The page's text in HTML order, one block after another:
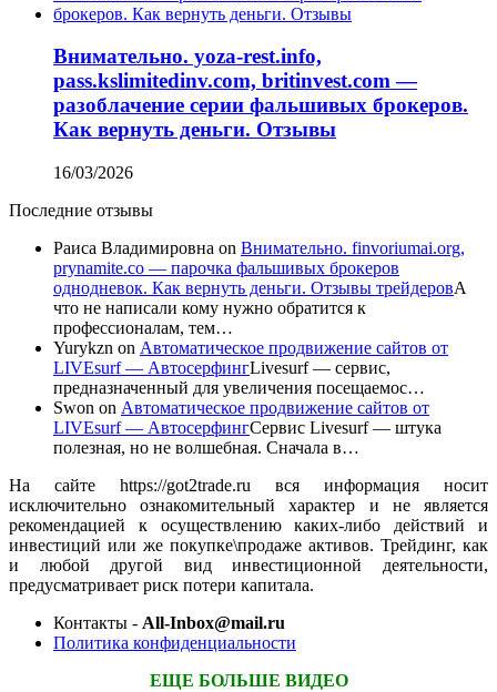
Внимательно. yoza-rest.info,
pass.kslimitedinv.com, britinvest.com —
разоблачение серии фальшивых брокеров.
Как вернуть деньги. Отзывы
16/03/2026
Последние отзывы
Раиса Владимировна on Внимательно. finvoriumai.org,
prynamite.co — парочка фальшивых брокеров
однодневок. Как вернуть деньги. Отзывы трейдеровА
что не написали кому нужно обратится к
профессионалам, тем…
Yurykzn on Автоматическое продвижение сайтов от
LIVEsurf — АвтосерфингLivesurf — сервис,
предназначенный для увеличения посещаемос…
Swon on Автоматическое продвижение сайтов от
LIVEsurf — АвтосерфингСервис Livesurf — штука
полезная, но не волшебная. Сначала в…
На сайте https://got2trade.ru вся информация носит
исключительно ознакомительный характер и не является
рекомендацией к осуществлению каких-либо действий и
инвестиций или же покупке\продаже активов. Трейдинг, как
и любой другой вид инвестиционной деятельности,
предусматривает риск потери капитала.
Контакты - All-Inbox@mail.ru
Политика конфиденциальности
ЕЩЕ БОЛЬШЕ ВИДЕО